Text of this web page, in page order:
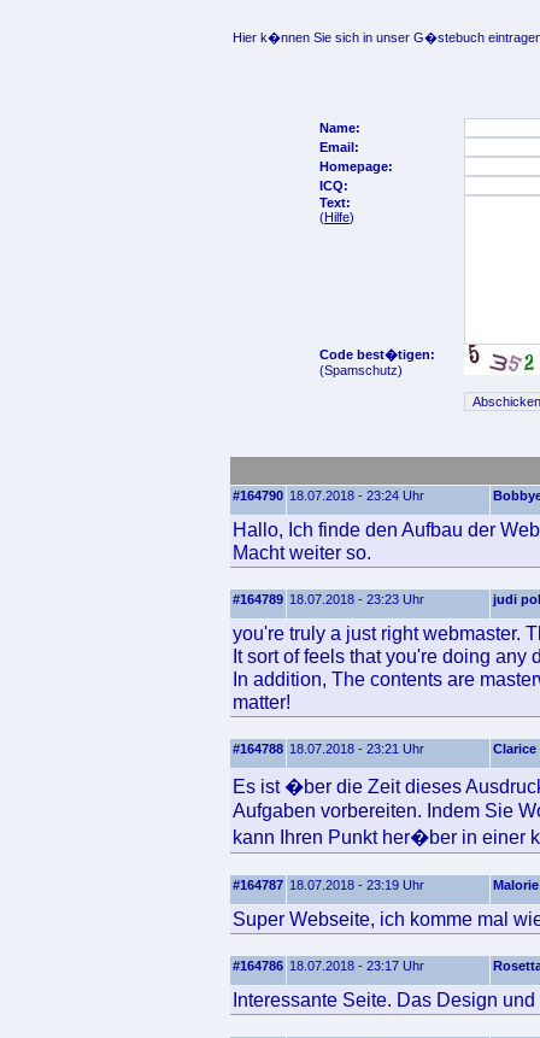
Hier k�nnen Sie sich in unser G�stebuch
Name:
Email:
Homepage:
ICQ:
Text:
(Hilfe)
Code best�tigen:
(Spamschutz)
#164790 18.07.2018 - 23:24 Uhr
Hallo, Ich finde den Aufbau der
Macht weiter so.
#164789 18.07.2018 - 23:23 Uhr judi
you're truly a just right webmaster.
It sort of feels that you're doing any
In addition, The contents are
matter!
#164788 18.07.2018 - 23:21 Uhr Clarice
Es ist �ber die Zeit dieses
Aufgaben vorbereiten. Indem Sie
kann Ihren Punkt her�ber in einer
#164787 18.07.2018 - 23:19 Uhr Malorie
Super Webseite, ich komme mal
#164786 18.07.2018 - 23:17 Uhr
Interessante Seite. Das Design